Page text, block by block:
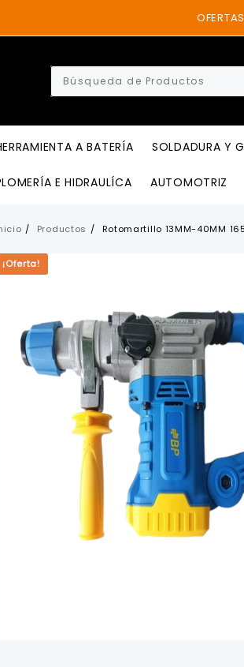
A BATERÍA SOLDADURA Y
E HIDRAULÍCA AUTOMOTRIZ
Productos Rotomartillo 13MM-40MM
¡Oferta!